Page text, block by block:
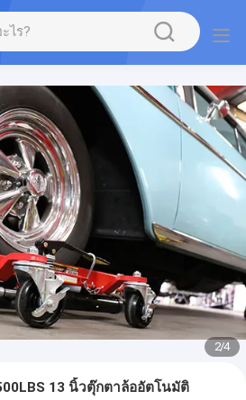
2/4
13 นิ้วตุ๊กตาล้ออัตโนมัติ